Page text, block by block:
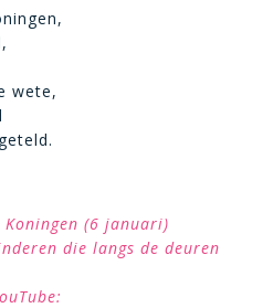
wete,
(6 januari)
die langs de deuren